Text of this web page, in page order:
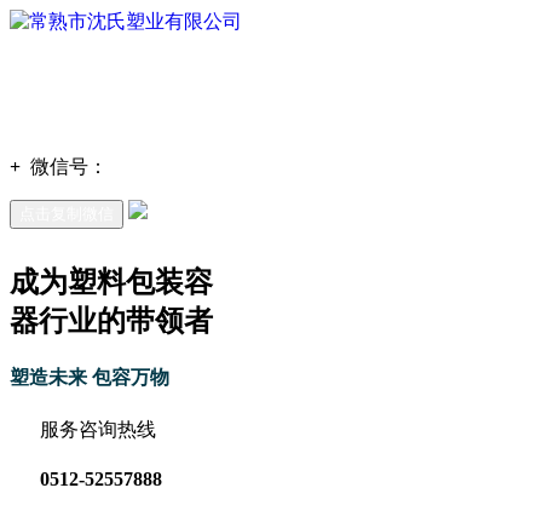
+ 微信号：
成为塑料包装容
器行业的带领者
塑造未来 包容万物
服务咨询热线
0512-52557888